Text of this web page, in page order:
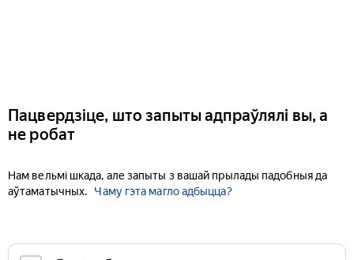
Пацвердзіце, што запыты адпраўлялі вы, а
не робат
Нам вельмі шкада, але запыты з вашай прылады падобныя да
аўтаматычных.
Чаму гэта магло адбыцца?